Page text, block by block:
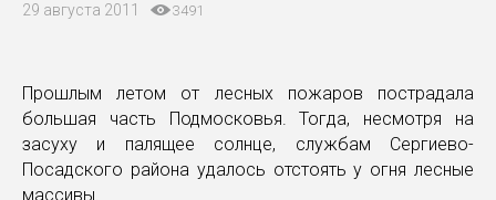
29 августа 2011 3491
Прошлым летом от лесных пожаров пострадала
большая часть Подмосковья. Тогда, несмотря на
засуху и палящее солнце, службам Сергиево-
Посадского района удалось отстоять у огня лесные
массивы.